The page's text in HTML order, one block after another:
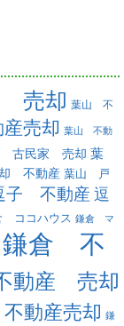
売却 葉山 不
売却 葉山 不動
古民家 売却 葉
不動産 葉山 戸
子 不動産 逗
ココハウス 鎌倉 マ
鎌倉 不
動産 売却
動産売却 鎌